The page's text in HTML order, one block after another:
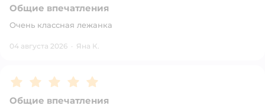
Общие впечатления
Очень классная лежанка
04 августа 2026 · Яна К.
Рейтинг:5
Общие впечатления